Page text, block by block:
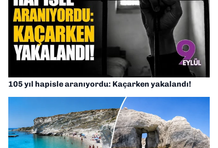
105 yıl hapisle aranıyordu: Kaçarken yakalandı!